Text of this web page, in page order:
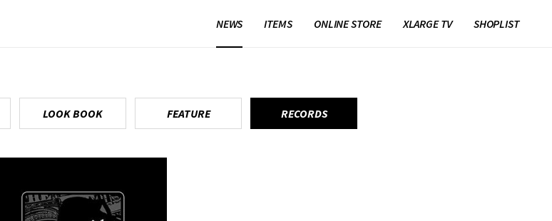
NEWS ITEMS ONLINE STORE XLARGE TV SHOPLIST
LOOK BOOK FEATURE RECORDS
Chillaxing 发布合作专
辑新曲Only U – MU…